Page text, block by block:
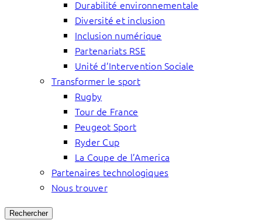
Durabilité environnementale
Diversité et inclusion
Inclusion numérique
Partenariats RSE
Unité d’Intervention Sociale
Transformer le sport
Rugby
Tour de France
Peugeot Sport
Ryder Cup
La Coupe de l’America
Partenaires technologiques
Nous trouver
Rechercher